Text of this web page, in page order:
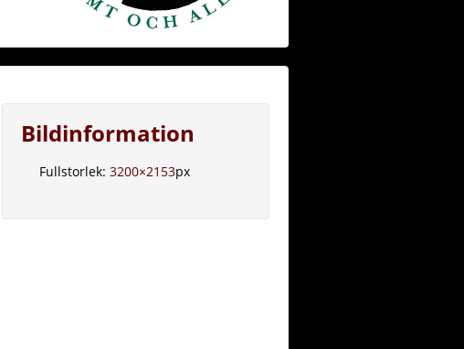
Bildinformation
Fullstorlek:3200×2153px